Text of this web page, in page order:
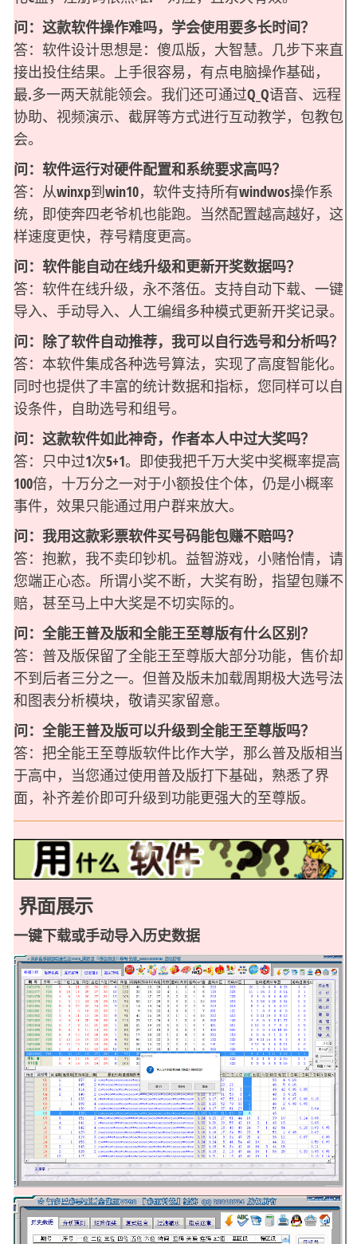
问：这款软件操作难吗，学会使用要多长时间？
答：软件设计思想是：傻瓜版，大智慧。几步下来直
接出投住结果。上手很容易，有点电脑操作基础，
最.多一两天就能领会。我们还可通过Q_Q语音、远程
协助、视频演示、截屏等方式进行互动教学，包教包
会。
问：软件运行对硬件配置和系统要求高吗？
答：从winxp到win10，软件支持所有windwos操作系
统，即使奔四老爷机也能跑。当然配置越高越好，这
样速度更快，荐号精度更高。
问：软件能自动在线升级和更新开奖数据吗？
答：软件在线升级，永不落伍。支持自动下载、一键
导入、手动导入、人工编缉多种模式更新开奖记录。
问：除了软件自动推荐，我可以自行选号和分析吗？
答：本软件集成各种选号算法，实现了高度智能化。
同时也提供了丰富的统计数据和指标，您同样可以自
设条件，自助选号和组号。
问：这款软件如此神奇，作者本人中过大奖吗？
答：只中过1次5+1。即使我把千万大奖中奖概率提高
100倍，十万分之一对于小额投住个体，仍是小概率
事件，效果只能通过用户群来放大。
问：我用这款彩票软件买号码能包赚不赔吗？
答：抱歉，我不卖印钞机。益智游戏，小赌怡情，请
您端正心态。所谓小奖不断，大奖有盼，指望包赚不
赔，甚至马上中大奖是不切实际的。
问：全能王普及版和全能王至尊版有什么区别？
答：普及版保留了全能王至尊版大部分功能，售价却
不到后者三分之一。但普及版未加载周期极大选号法
和图表分析模块，敬请买家留意。
问：全能王普及版可以升级到全能王至尊版吗？
答：把全能王至尊版软件比作大学，那么普及版相当
于高中，当您通过使用普及版打下基础，熟悉了界
面，补齐差价即可升级到功能更强大的至尊版。
界面展示
一键下载或手动导入历史数据